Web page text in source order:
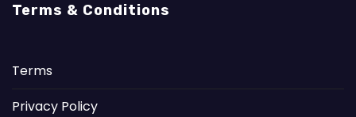
Terms & Conditions
Terms
Privacy Policy